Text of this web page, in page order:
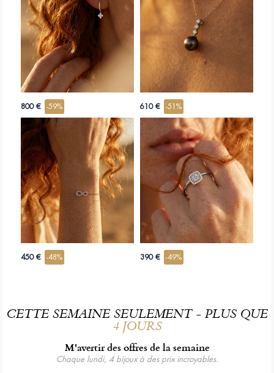
800 € -59% 610 € -51%
450 € -48% 390 € -49%
CETTE SEMAINE SEULEMENT - PLUS QUE
4 JOURS
M'avertir des offres de la semaine
Chaque lundi, 4 bijoux à des prix incroyables.